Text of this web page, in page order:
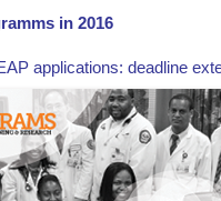
in 2016
applications: deadline